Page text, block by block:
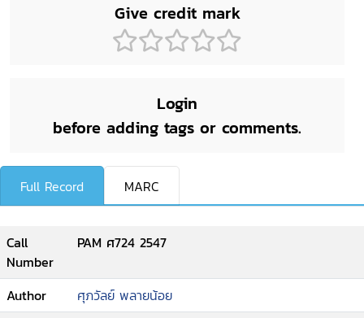
Give credit mark
Login
before adding tags or comments.
Full Record MARC
Call
Number
PAM ศ724 2547
Author
ศุภวัลย์ พลายน้อย